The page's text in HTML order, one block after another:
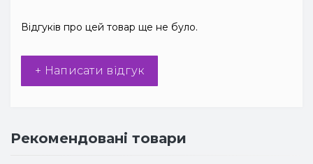
Відгуків про цей товар ще не було.
+ Написати відгук
Рекомендовані товари